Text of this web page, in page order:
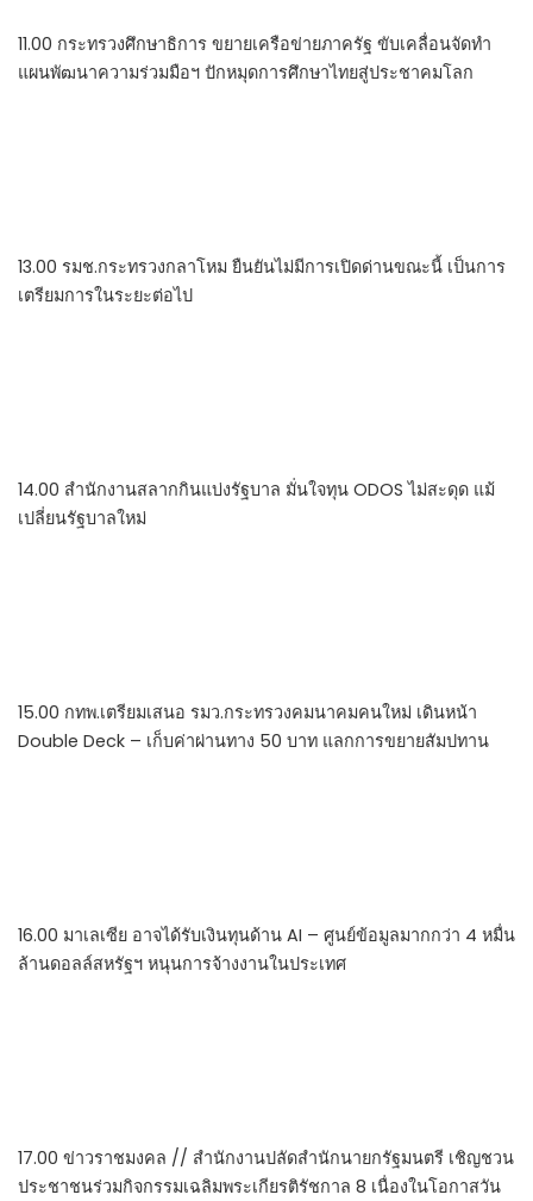
11.00 กระทรวงศึกษาธิการ ขยายเครือข่ายภาครัฐ ขับเคลื่อนจัดทำ
แผนพัฒนาความร่วมมือฯ ปักหมุดการศึกษาไทยสู่ประชาคมโลก
13.00 รมช.กระทรวงกลาโหม ยืนยันไม่มีการเปิดด่านขณะนี้ เป็นการ
เตรียมการในระยะต่อไป
14.00 สำนักงานสลากกินแบ่งรัฐบาล มั่นใจทุน ODOS ไม่สะดุด แม้
เปลี่ยนรัฐบาลใหม่
15.00 กทพ.เตรียมเสนอ รมว.กระทรวงคมนาคมคนใหม่ เดินหน้า
Double Deck – เก็บค่าผ่านทาง 50 บาท แลกการขยายสัมปทาน
16.00 มาเลเซีย อาจได้รับเงินทุนด้าน AI – ศูนย์ข้อมูลมากกว่า 4 หมื่น
ล้านดอลล์สหรัฐฯ หนุนการจ้างงานในประเทศ
17.00 ข่าวราชมงคล // สำนักงานปลัดสำนักนายกรัฐมนตรี เชิญชวน
ประชาชนร่วมกิจกรรมเฉลิมพระเกียรติรัชกาล 8 เนื่องในโอกาสวัน